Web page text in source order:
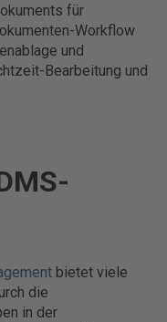
für
Workflow
und
Bearbeitung und
bietet viele
die
in der